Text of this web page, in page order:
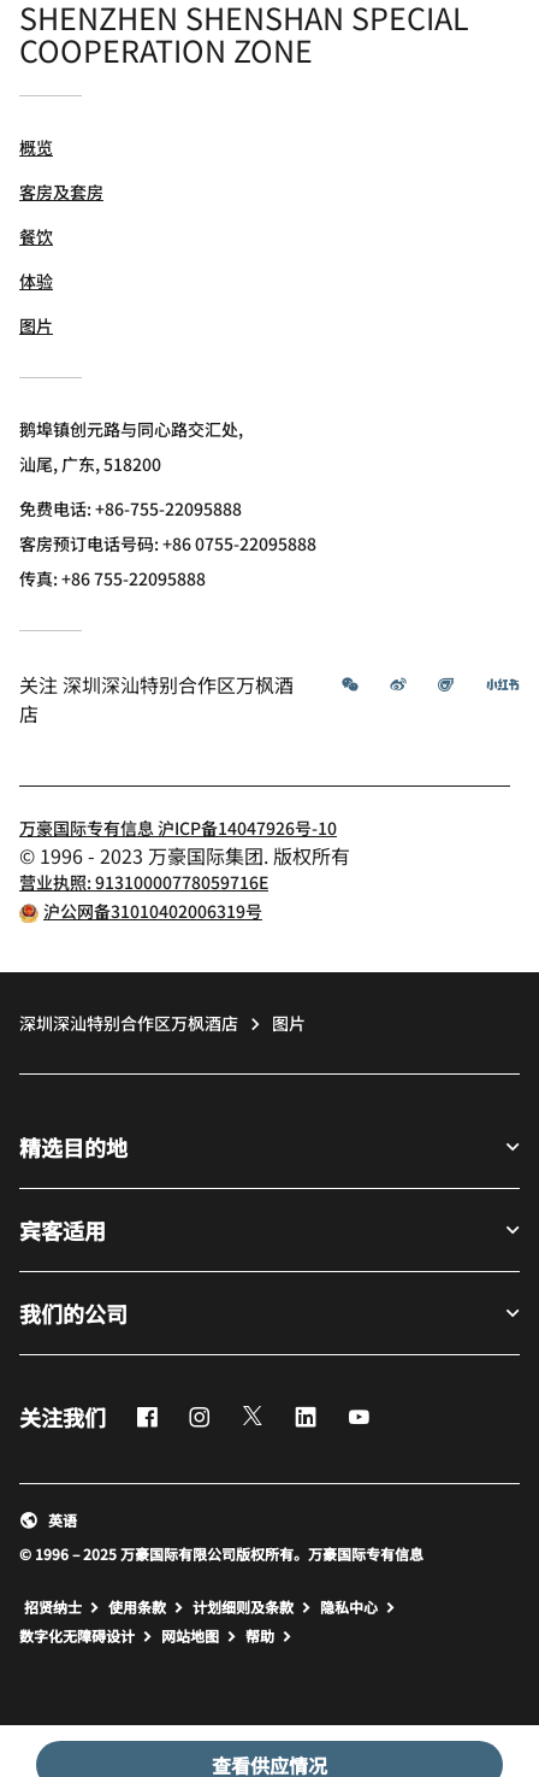
查看供应情况
SHENZHEN SHENSHAN SPECIAL
COOPERATION ZONE
概览
客房及套房
餐饮
体验
图片
鹅埠镇创元路与同心路交汇处,
汕尾, 广东, 518200
免费电话:+86-755-22095888
客房预订电话号码: +86 0755-22095888
传真:+86 755-22095888
关注深圳深汕特别合作区万枫酒
店
微信 微博 飞猪
万豪国际专有信息 沪ICP备14047926号-10
© 1996 - 2023 万豪国际集团. 版权所有
营业执照: 91310000778059716E
沪公网备31010402006319号
深圳深汕特别合作区万枫酒店 图片
精选目的地
宾客适用
我们的公司
关注我们 FacebookInstagram
Twitter LinkedIn
© 1996 – 2025 万豪国际有限公司版权所有。万豪国际专有信息
英语
招贤纳士 使用条款 计划细则及条款
隐私中心
数字化无障碍设计
网站地图 打开新窗口
帮助